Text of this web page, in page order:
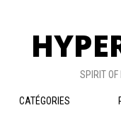
SPIRIT OF
CATÉGORIES